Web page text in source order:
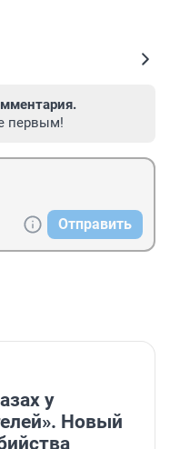
первым!
Отправить
у
Новый